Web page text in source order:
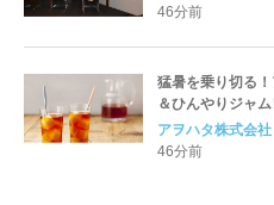
46分前
猛暑を乗り切る
＆ひんやりジャ
アヲハタ株式会社
46分前